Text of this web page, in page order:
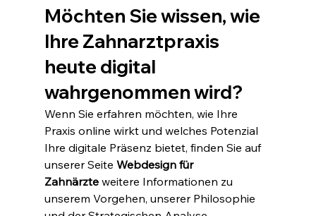
Möchten Sie wissen, wie
Ihre Zahnarztpraxis
heute digital
wahrgenommen wird?
Wenn Sie erfahren möchten, wie Ihre
Praxis online wirkt und welches Potenzial
Ihre digitale Präsenz bietet, finden Sie auf
unserer Seite Webdesign für
Zahnärzte weitere Informationen zu
unserem Vorgehen, unserer Philosophie